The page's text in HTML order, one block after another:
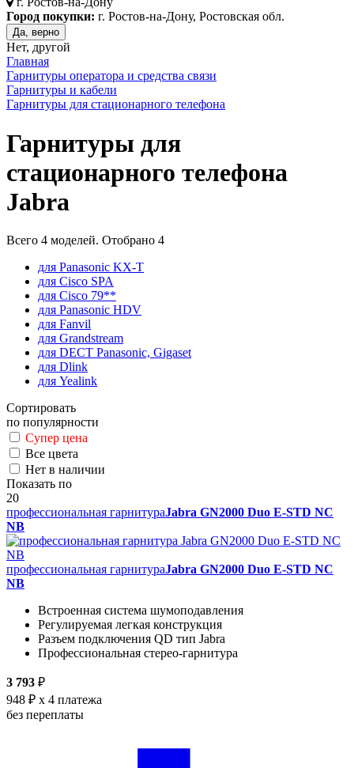
Город покупки: г. Ростов-на-Дону, Ростовская обл.
Да, верно
Нет, другой
Главная
Гарнитуры оператора и средства связи
Гарнитуры и кабели
Гарнитуры для стационарного телефона
Гарнитуры для
стационарного телефона
Jabra
Всего 4 моделей. Отобрано 4
для Panasonic KX-T
для Cisco SPA
для Cisco 79**
для Panasonic HDV
для Fanvil
для Grandstream
для DECT Panasonic, Gigaset
для Dlink
для Yealink
Сортировать
по популярности
Супер цена
Все цвета
Нет в наличии
Показать по
20
профессиональная гарнитураJabra GN2000 Duo E-STD NC
NB
профессиональная гарнитураJabra GN2000 Duo E-STD NC
NB
Встроенная система шумоподавления
Регулируемая легкая конструкция
Разъем подключения QD тип Jabra
Профессиональная стерео-гарнитура
3 793 ₽
948 ₽ x 4 платежа
без переплаты